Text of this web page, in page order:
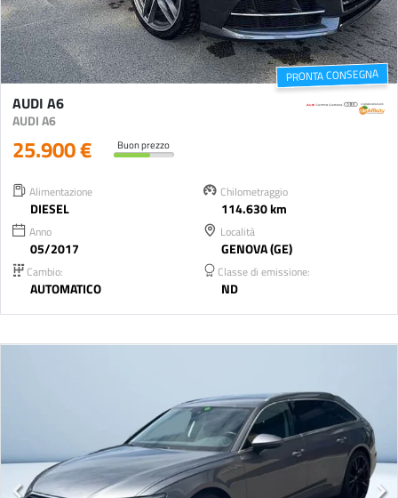
PRONTA CONSEGNA
AUDI A6
AUDI A6
25.900 € Buon prezzo
Alimentazione
DIESEL
Chilometraggio
114.630 km
Anno
05/2017
Località
GENOVA (GE)
Cambio:
AUTOMATICO
Classe di emissione:
ND